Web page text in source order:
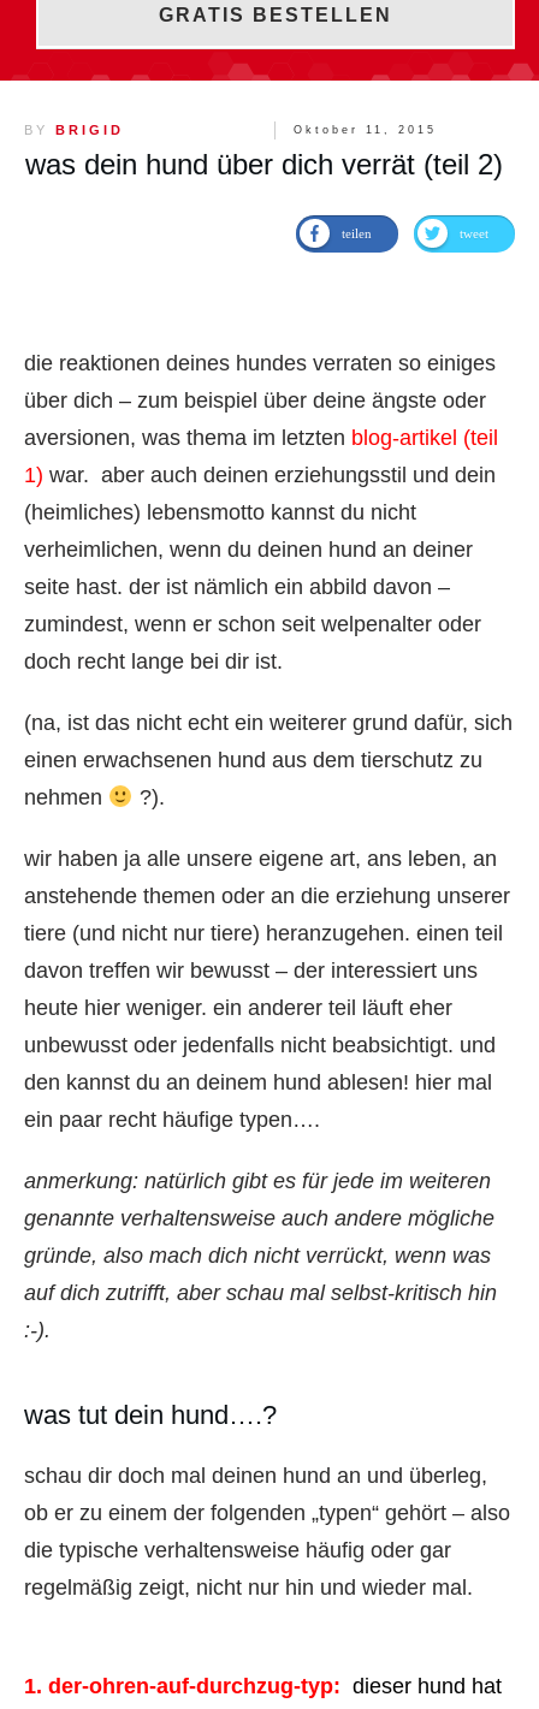
GRATIS BESTELLEN
BY BRIGID Oktober 11, 2015
was dein hund über dich verrät (teil 2)
teilen tweet
die reaktionen deines hundes verraten so einiges
über dich – zum beispiel über deine ängste oder
aversionen, was thema im letzten blog-artikel (teil
1) war. aber auch deinen erziehungsstil und dein
(heimliches) lebensmotto kannst du nicht
verheimlichen, wenn du deinen hund an deiner
seite hast. der ist nämlich ein abbild davon –
zumindest, wenn er schon seit welpenalter oder
doch recht lange bei dir ist.
(na, ist das nicht echt ein weiterer grund dafür, sich
einen erwachsenen hund aus dem tierschutz zu
nehmen
?).
wir haben ja alle unsere eigene art, ans leben, an
anstehende themen oder an die erziehung unserer
tiere (und nicht nur tiere) heranzugehen. einen teil
davon treffen wir bewusst – der interessiert uns
heute hier weniger. ein anderer teil läuft eher
unbewusst oder jedenfalls nicht beabsichtigt. und
den kannst du an deinem hund ablesen! hier mal
ein paar recht häufige typen….
anmerkung: natürlich gibt es für jede im weiteren
genannte verhaltensweise auch andere mögliche
gründe, also mach dich nicht verrückt, wenn was
auf dich zutrifft, aber schau mal selbst-kritisch hin
:-).
was tut dein hund….?
schau dir doch mal deinen hund an und überleg,
ob er zu einem der folgenden „typen“ gehört – also
die typische verhaltensweise häufig oder gar
regelmäßig zeigt, nicht nur hin und wieder mal.
1. der-ohren-auf-durchzug-typ: dieser hund hat